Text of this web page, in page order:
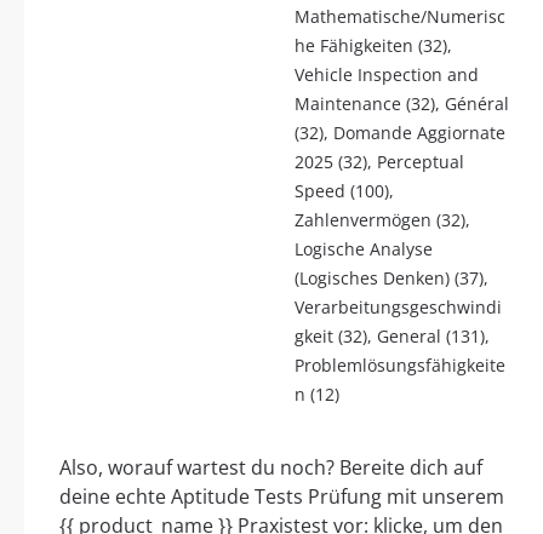
Mathematische/Numerisc
he Fähigkeiten (32),
Vehicle Inspection and
Maintenance (32), Général
(32), Domande Aggiornate
2025 (32), Perceptual
Speed (100),
Zahlenvermögen (32),
Logische Analyse
(Logisches Denken) (37),
Verarbeitungsgeschwindi
gkeit (32), General (131),
Problemlösungsfähigkeite
n (12)
Also, worauf wartest du noch? Bereite dich auf
deine echte Aptitude Tests Prüfung mit unserem
{{ product_name }} Praxistest vor: klicke, um den